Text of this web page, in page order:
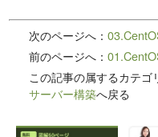
次のページへ：
前のページへ：
この記事の属するカテゴ
サーバー構築へ戻る